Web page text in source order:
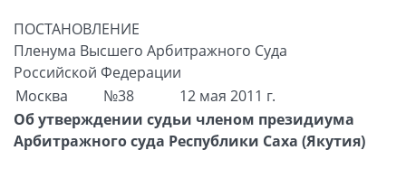
ПОСТАНОВЛЕНИЕ
Пленума Высшего Арбитражного Суда
Российской Федерации
Москва
№38
12 мая 2011 г.
Об утверждении судьи членом президиума
Арбитражного суда Республики Саха (Якутия)